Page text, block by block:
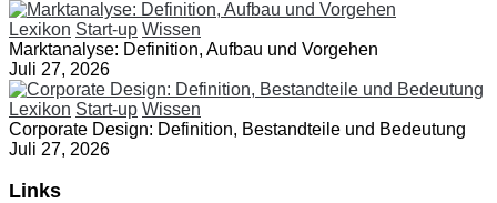
Lexikon Start-up Wissen
Marktanalyse: Definition, Aufbau und Vorgehen
Juli 27, 2026
Lexikon Start-up Wissen
Corporate Design: Definition, Bestandteile und Bedeutung
Juli 27, 2026
Links